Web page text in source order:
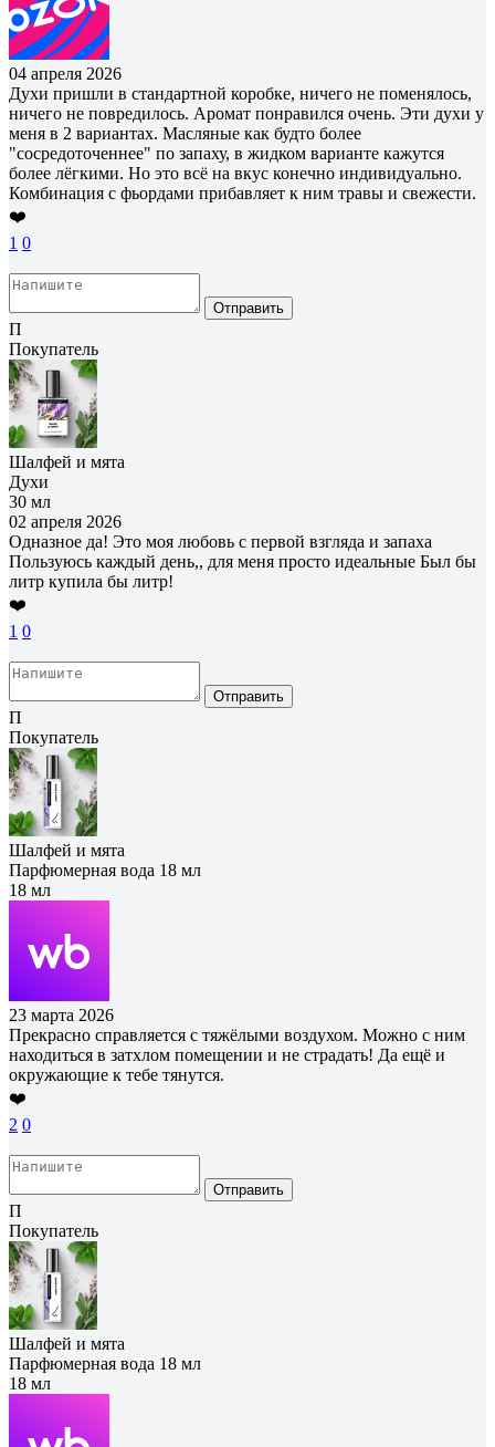
04 апреля 2026
Духи пришли в стандартной коробке, ничего не поменялось,
ничего не повредилось. Аромат понравился очень. Эти духи у
меня в 2 вариантах. Масляные как будто более
"сосредоточеннее" по запаху, в жидком варианте кажутся
более лёгкими. Но это всё на вкус конечно индивидуально.
Комбинация с фьордами прибавляет к ним травы и свежести.
❤️
1 0
Отправить
П
Покупатель
Шалфей и мята
Духи
30 мл
02 апреля 2026
Одназное да! Это моя любовь с первой взгляда и запаха
Пользуюсь каждый день,, для меня просто идеальные Был бы
литр купила бы литр!
❤️
1 0
Отправить
П
Покупатель
Шалфей и мята
Парфюмерная вода 18 мл
18 мл
23 марта 2026
Прекрасно справляется с тяжёлыми воздухом. Можно с ним
находиться в затхлом помещении и не страдать! Да ещё и
окружающие к тебе тянутся.
❤️
2 0
Отправить
П
Покупатель
Шалфей и мята
Парфюмерная вода 18 мл
18 мл